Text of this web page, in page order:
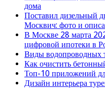
дома
Поставил дизельный
Москвич: фото и
В Москве 28 марта
цифровой ипотеки в
Виды водопроводных
Как очистить
Топ-10 приложений
Дизайн интерьера